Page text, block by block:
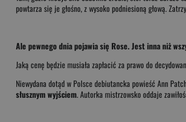
powtarza się je głośno, z wysoko podniesioną głową.
Ale pewnego dnia pojawia się Rose. Jest inna niż
Jaką cenę będzie musiała zapłacić za prawo do
Niewydana dotąd w Polsce debiutancka powieść Ann
słusznym wyjściem. Autorka mistrzowsko oddaje